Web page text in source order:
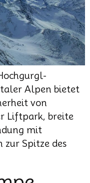
Alpen bietet
von
Liftpark, breite
mit
zur Spitze des